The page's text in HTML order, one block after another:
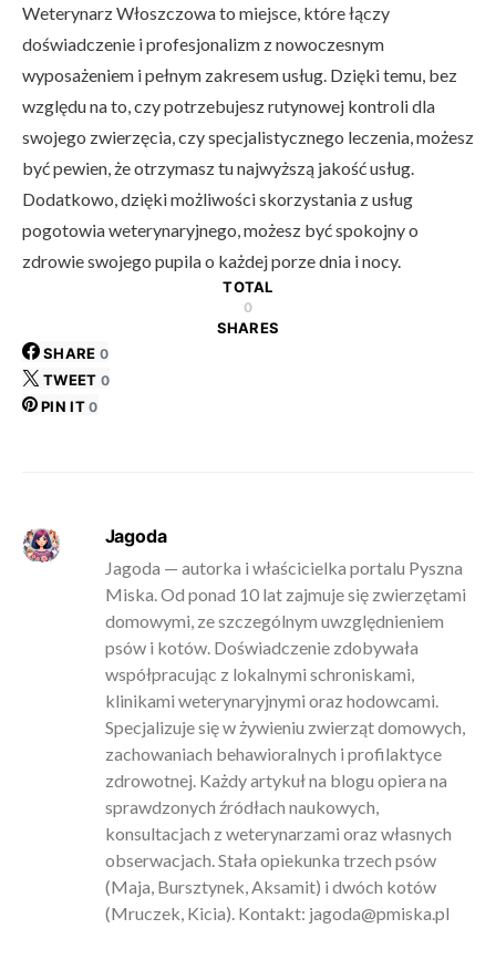
Weterynarz Włoszczowa to miejsce, które łączy
doświadczenie i profesjonalizm z nowoczesnym
wyposażeniem i pełnym zakresem usług. Dzięki temu, bez
względu na to, czy potrzebujesz rutynowej kontroli dla
swojego zwierzęcia, czy specjalistycznego leczenia, możesz
być pewien, że otrzymasz tu najwyższą jakość usług.
Dodatkowo, dzięki możliwości skorzystania z usług
pogotowia weterynaryjnego, możesz być spokojny o
zdrowie swojego pupila o każdej porze dnia i nocy.
TOTAL
0
SHARES
SHARE 0
TWEET 0
PIN IT 0
Jagoda
Jagoda — autorka i właścicielka portalu Pyszna
Miska. Od ponad 10 lat zajmuje się zwierzętami
domowymi, ze szczególnym uwzględnieniem
psów i kotów. Doświadczenie zdobywała
współpracując z lokalnymi schroniskami,
klinikami weterynaryjnymi oraz hodowcami.
Specjalizuje się w żywieniu zwierząt domowych,
zachowaniach behawioralnych i profilaktyce
zdrowotnej. Każdy artykuł na blogu opiera na
sprawdzonych źródłach naukowych,
konsultacjach z weterynarzami oraz własnych
obserwacjach. Stała opiekunka trzech psów
(Maja, Bursztynek, Aksamit) i dwóch kotów
(Mruczek, Kicia). Kontakt: jagoda@pmiska.pl